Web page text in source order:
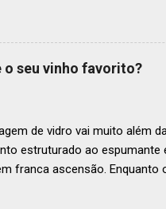
celebração ao
expandida demonstra o
gastronômicos e prepara o
seu vinho favorito?
de vidro vai muito além
estruturado ao
franca ascensão. Enquanto